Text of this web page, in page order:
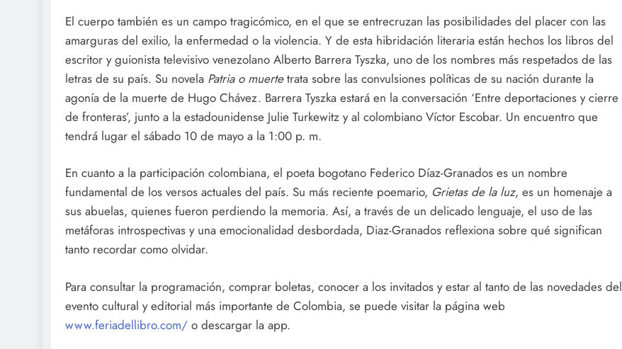
El cuerpo también es un campo tragicómico, en el que se entrecruzan las posibilidades del placer con las
amarguras del exilio, la enfermedad o la violencia. Y de esta hibridación literaria están hechos los libros del
escritor y guionista televisivo venezolano Alberto Barrera Tyszka, uno de los nombres más respetados de las
letras de su país. Su novela Patria o muertetrata sobre las convulsiones políticas de su nación durante la
agonía de la muerte de Hugo Chávez. Barrera Tyszka estará en la conversación ‘Entre deportaciones y cierre
de fronteras’, junto a la estadounidense Julie Turkewitz y al colombiano Víctor Escobar. Un encuentro que
tendrá lugar el sábado 10 de mayo a la 1:00 p. m.
En cuanto a la participación colombiana, el poeta bogotano Federico Díaz-Granados es un nombre
fundamental de los versos actuales del país. Su más reciente poemario, Grietas de la luz, es un homenaje a
sus abuelas, quienes fueron perdiendo la memoria. Así, a través de un delicado lenguaje, el uso de las
metáforas introspectivas y una emocionalidad desbordada, Diaz-Granados reflexiona sobre qué significan
tanto recordar como olvidar.
Para consultar la programación, comprar boletas, conocer a los invitados y estar al tanto de las novedades del
evento cultural y editorial más importante de Colombia, se puede visitar la página web
www.feriadellibro.com/ o descargar la app.